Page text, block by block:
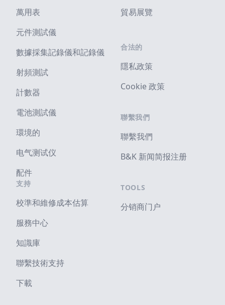
萬用表
元件測試儀
數據採集記錄儀和記錄儀
射頻測試
計數器
電池測試儀
環境的
电气测试仪
配件
支持
校準和維修成本估算
服務中心
知識庫
聯繫技術支持
下載
貿易展覽
合法的
隱私政策
Cookie 政策
聯繫我們
聯繫我們
B&K 新闻简报注册
TOOLS
分销商门户